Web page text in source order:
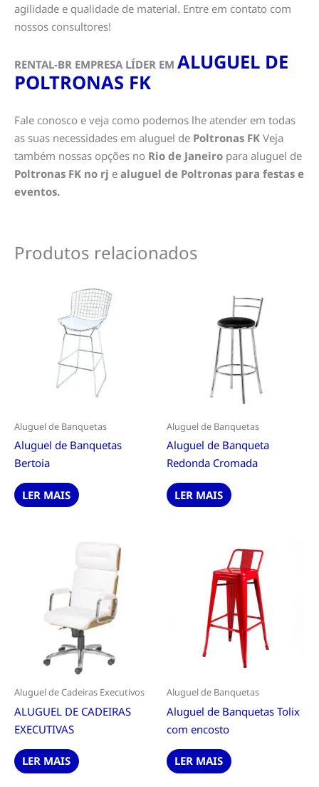
agilidade e qualidade de material. Entre em contato com
nossos consultores!
RENTAL-BR EMPRESA LÍDER EM ALUGUEL DE
POLTRONAS FK
Fale conosco e veja como podemos lhe atender em todas
as suas necessidades em aluguel de Poltronas FK Veja
também nossas opções no Rio de Janeiro para aluguel de
Poltronas FK no rj e aluguel de Poltronas para festas e
eventos.
Produtos relacionados
Aluguel de Banquetas
Aluguel de Banquetas
Bertoia
LER MAIS
Aluguel de Banquetas
Aluguel de Banqueta
Redonda Cromada
LER MAIS
Aluguel de Cadeiras Executivos
ALUGUEL DE CADEIRAS
EXECUTIVAS
LER MAIS
Aluguel de Banquetas
Aluguel de Banquetas Tolix
com encosto
LER MAIS